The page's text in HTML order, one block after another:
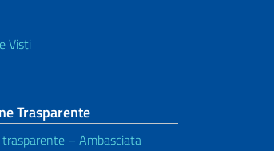
Visti
Trasparente
– Ambasciata